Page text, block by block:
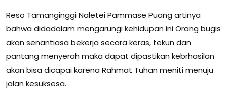
Reso Tamanginggi Naletei Pammase Puang artinya
bahwa didadalam mengarungi kehidupan ini Orang bugis
akan senantiasa bekerja secara keras, tekun dan
pantang menyerah maka dapat dipastikan kebrhasilan
akan bisa dicapai karena Rahmat Tuhan meniti menuju
jalan kesuksesa.